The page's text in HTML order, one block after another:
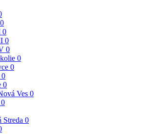
0
0
0
0
0
0
0
0
Ves 0
0
Streda 0